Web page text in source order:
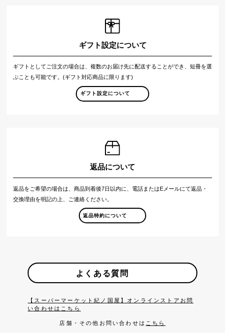
ギフト設定について
ギフトとしてご注文の場合は、複数のお届け先に配送することができ、短冊を選
ぶことも可能です。(ギフト対応商品に限ります)
ギフト設定について
返品について
返品をご希望の場合は、商品到着後7日以内に、電話またはEメールにて返品・
交換理由を明記の上、ご連絡ください。
返品特約について
よくある質問
【スーパーマーケット紀ノ国屋】オンラインストアお問
い合わせはこちら
店舗・その他お問い合わせは こちら